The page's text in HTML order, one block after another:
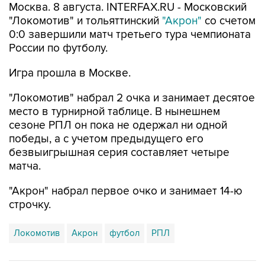
Москва. 8 августа. INTERFAX.RU - Московский
"Локомотив" и тольяттинский "Акрон" со счетом
0:0 завершили матч третьего тура чемпионата
России по футболу.
Игра прошла в Москве.
"Локомотив" набрал 2 очка и занимает десятое
место в турнирной таблице. В нынешнем
сезоне РПЛ он пока не одержал ни одной
победы, а с учетом предыдущего его
безвыигрышная серия составляет четыре
матча.
"Акрон" набрал первое очко и занимает 14-ю
строчку.
Локомотив Акрон футбол РПЛ